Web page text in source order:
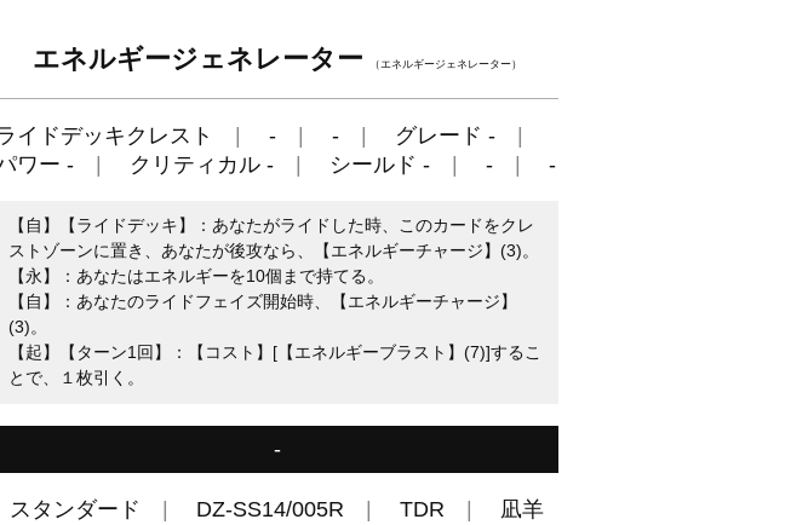
エネルギージェネレーター （エネルギージェネレーター）
イドデッキクレスト - -
グレード -
ワー -
クリティカル - シールド - - -
【自】【ライドデッキ】：あなたがライドした時、このカードをクレ
ストゾーンに置き、あなたが後攻なら、【エネルギーチャージ】(3)。
【永】：あなたはエネルギーを10個まで持てる。
【自】：あなたのライドフェイズ開始時、【エネルギーチャージ】
(3)。
【起】【ターン1回】：【コスト】[【エネルギーブラスト】(7)]するこ
とで、１枚引く。
-
スタンダード DZ-SS14/005R TDR 凪羊